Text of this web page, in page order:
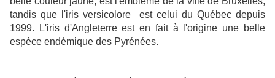
tandis que l'iris versicolore est celui du Québec depuis
1999. L'iris d'Angleterre est en fait à l'origine une belle
espèce endémique des Pyrénées.